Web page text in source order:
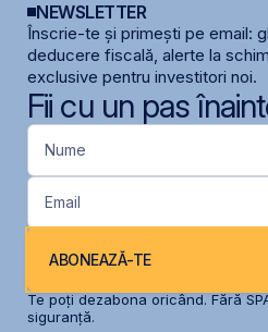
NEWSLETTER
Înscrie-te și primești pe email:
deducere fiscală, alerte la
exclusive pentru investitori noi.
Fii cu un pas
Nume
Email
ABONEAZĂ-TE
Te poți dezabona oricând. Fără
siguranță.